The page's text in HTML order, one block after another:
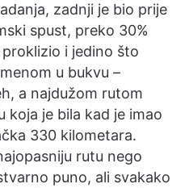
zadnji je bio prije
spust, preko 30%
i jedino što
u bukvu –
a najdužom rutom
koja je bila kad je imao
330 kilometara.
rutu nego
puno, ali svakako